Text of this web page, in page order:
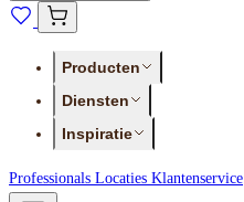
Producten
Diensten
Inspiratie
Professionals Locaties Klantenservice